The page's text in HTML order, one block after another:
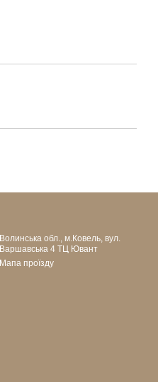
Волинська обл., м.Ковель, вул.
Варшавська 4 ТЦ Ювант
Мапа проїзду